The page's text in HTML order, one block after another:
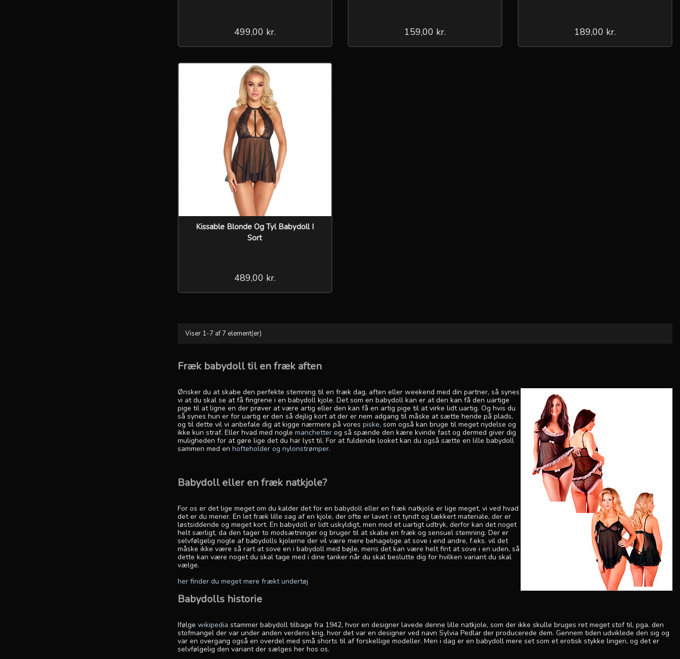
499,00 kr. 159,00 kr. 189,00 kr.
Kissable Blonde Og Tyl Babydoll I
Sort
489,00 kr.
Viser 1-7 af 7 element(er)
Fræk babydoll til en fræk aften
Ønsker du at skabe den perfekte stemning til en fræk dag, aften eller weekend med din partner, så synes
vi at du skal se at få fingrene i en babydoll kjole. Det som en babydoll kan er at den kan få den uartige
pige til at ligne en der prøver at være artig eller den kan få en artig pige til at virke lidt uartig. Og hvis du
så synes hun er for uartig er den så dejlig kort at der er nem adgang til måske at sætte hende på plads,
og til dette vil vi anbefale dig at kigge nærmere på vores piske, som også kan bruge til meget nydelse og
ikke kun straf. Eller hvad med nogle manchetter og så spænde den kære kvinde fast og dermed giver dig
muligheden for at gøre lige det du har lyst til. For at fuldende looket kan du også sætte en lille babydoll
sammen med en hofteholder og nylonstrømper.
Babydoll eller en fræk natkjole?
For os er det lige meget om du kalder det for en babydoll eller en fræk natkjole er lige meget, vi ved hvad
det er du mener. En let fræk lille sag af en kjole, der ofte er lavet i et tyndt og lækkert materiale, der er
løstsiddende og meget kort. En babydoll er lidt uskyldigt, men med et uartigt udtryk, derfor kan det noget
helt særligt, da den tager to modsætninger og bruger til at skabe en fræk og sensuel stemning. Der er
selvfølgelig nogle af babydolls kjolerne der vil være mere behagelige at sove i end andre, f.eks. vil det
måske ikke være så rart at sove en i babydoll med bøjle, mens det kan være helt fint at sove i en uden, så
dette kan være noget du skal tage med i dine tanker når du skal beslutte dig for hvilken variant du skal
vælge.
her finder du meget mere frækt undertøj
Babydolls historie
Ifølge wikipedia stammer babydoll tilbage fra 1942, hvor en designer lavede denne lille natkjole, som der ikke skulle bruges ret meget stof til, pga. den
stofmangel der var under anden verdens krig, hvor det var en designer ved navn Sylvia Pedlar der producerede dem. Gennem tiden udviklede den sig og
var en overgang også en overdel med små shorts til af forskellige modeller. Men i dag er en babydoll mere set som et erotisk stykke lingeri, og det er
selvfølgelig den variant der sælges her hos os.